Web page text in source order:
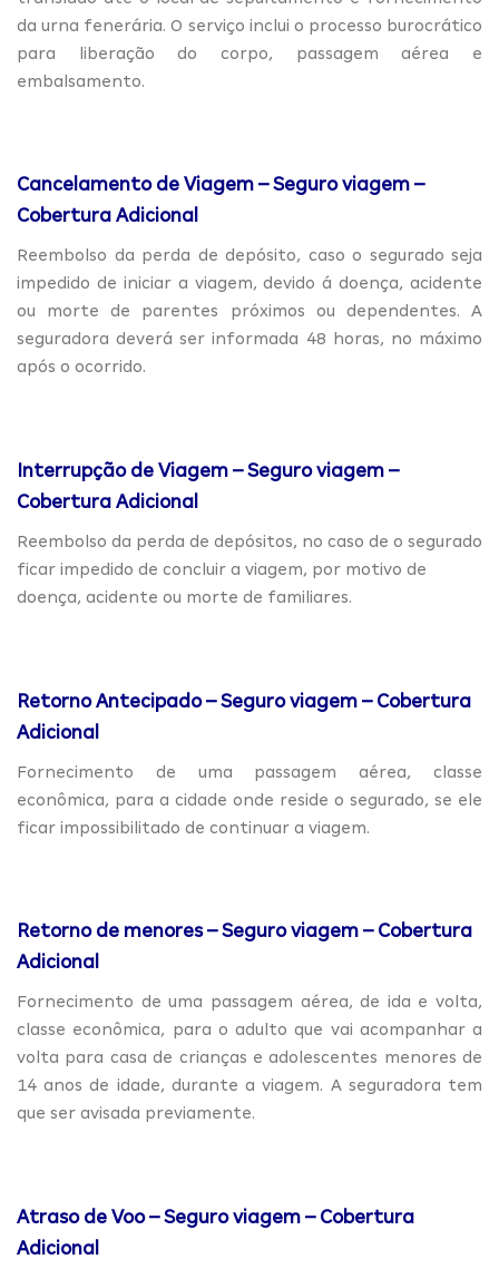
da urna fenerária. O serviço inclui o processo burocrático
para liberação do corpo, passagem aérea e
embalsamento.
Cancelamento de Viagem – Seguro viagem –
Cobertura Adicional
Reembolso da perda de depósito, caso o segurado seja
impedido de iniciar a viagem, devido á doença, acidente
ou morte de parentes próximos ou dependentes. A
seguradora deverá ser informada 48 horas, no máximo
após o ocorrido.
Interrupção de Viagem – Seguro viagem –
Cobertura Adicional
Reembolso da perda de depósitos, no caso de o segurado
ficar impedido de concluir a viagem, por motivo de
doença, acidente ou morte de familiares.
Retorno Antecipado – Seguro viagem – Cobertura
Adicional
Fornecimento de uma passagem aérea, classe
econômica, para a cidade onde reside o segurado, se ele
ficar impossibilitado de continuar a viagem.
Retorno de menores – Seguro viagem – Cobertura
Adicional
Fornecimento de uma passagem aérea, de ida e volta,
classe econômica, para o adulto que vai acompanhar a
volta para casa de crianças e adolescentes menores de
14 anos de idade, durante a viagem. A seguradora tem
que ser avisada previamente.
Atraso de Voo – Seguro viagem – Cobertura
Adicional